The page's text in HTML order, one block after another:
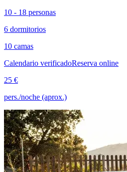
10 - 18 personas
6 dormitorios
10 camas
Calendario verificadoReserva online
25 €
pers./noche (aprox.)